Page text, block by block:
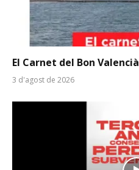
El Carnet del Bon Valencià
3 d'agost de 2026